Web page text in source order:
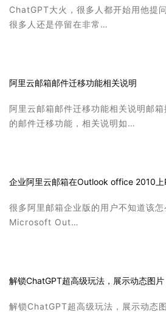
ChatGPT大火，很多人都开始用他提
很多人还是停留在非常…
阿里云邮箱邮件迁移功能相关说明
阿里云邮箱邮件迁移功能相关说明邮
的邮件迁移功能，相关说明如…
企业阿里云邮箱在Outlook office 2010
很多阿里邮箱企业版的用户不知道该
Microsoft Out…
解锁ChatGPT超高级玩法，展示动态图
解锁ChatGPT超高级玩法，展示动态